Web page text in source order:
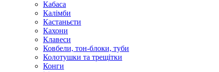
Кабаса
Калімби
Кастаньєти
Кахони
Клавеси
Ковбели, тон-блоки, туби
Колотушки та трещітки
Конги